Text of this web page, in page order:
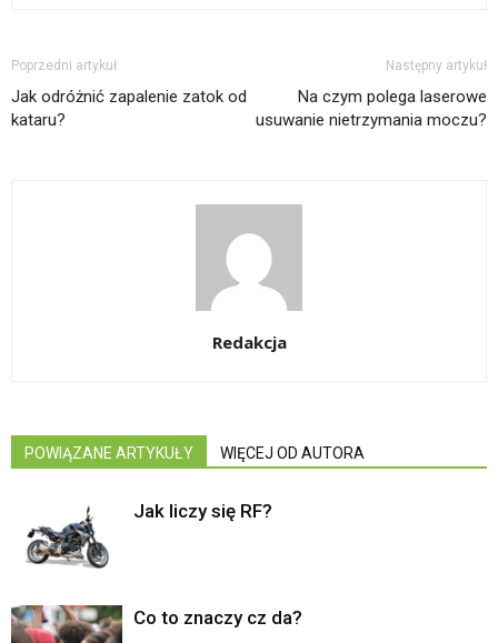
Poprzedni artykuł
Jak odróżnić zapalenie zatok od
kataru?
Następny artykuł
Na czym polega laserowe
usuwanie nietrzymania moczu?
Redakcja
POWIĄZANE ARTYKUŁY WIĘCEJ OD AUTORA
Jak liczy się RF?
Co to znaczy cz da?